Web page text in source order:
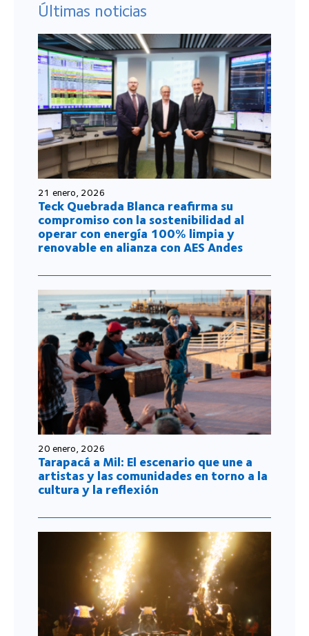
Últimas noticias
21 enero, 2026
Teck Quebrada Blanca reafirma su
compromiso con la sostenibilidad al
operar con energía 100% limpia y
renovable en alianza con AES Andes
20 enero, 2026
Tarapacá a Mil: El escenario que une a
artistas y las comunidades en torno a la
cultura y la reflexión